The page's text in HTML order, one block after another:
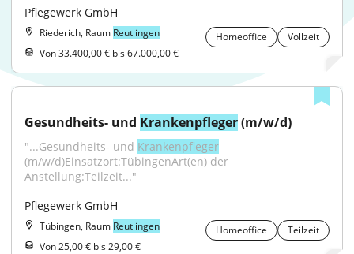
Pflegewerk GmbH
Riederich, Raum Reutlingen Homeoffice
Vollzeit
Von 33.400,00 € bis 67.000,00 €
Gesundheits- und Krankenpfleger (m/w/d)
"...Gesundheits- und Krankenpfleger
(m/w/d)Einsatzort:TübingenArt(en) der
Anstellung:Teilzeit..."
Pflegewerk GmbH
Tübingen, Raum Reutlingen Homeoffice
Teilzeit
Von 25,00 € bis 29,00 €